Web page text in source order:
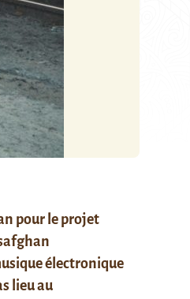
pour le projet
électronique
lieu au